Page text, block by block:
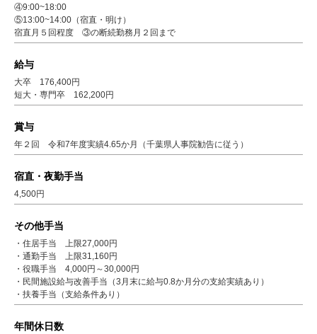
④9:00~18:00
⑤13:00~14:00（宿直・明け）
宿直月５回程度 ③の断続勤務月２回まで
給与
大卒 176,400円
短大・専門卒 162,200円
賞与
年２回 令和7年度実績4.65か月（千葉県人事院勧告に従う）
宿直・夜勤手当
4,500円
その他手当
・住居手当 上限27,000円
・通勤手当 上限31,160円
・役職手当 4,000円～30,000円
・民間施設給与改善手当（3月末に給与0.8か月分の支給実績あり）
・扶養手当（支給条件あり）
年間休日数